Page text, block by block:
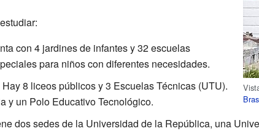
con 4 jardines de infantes y 32 escuelas
para niños con diferentes necesidades.
Hay 8 liceos públicos y 3 Escuelas Técnicas (UTU).
y un Polo Educativo Tecnológico.
dos sedes de la Universidad de la República, una